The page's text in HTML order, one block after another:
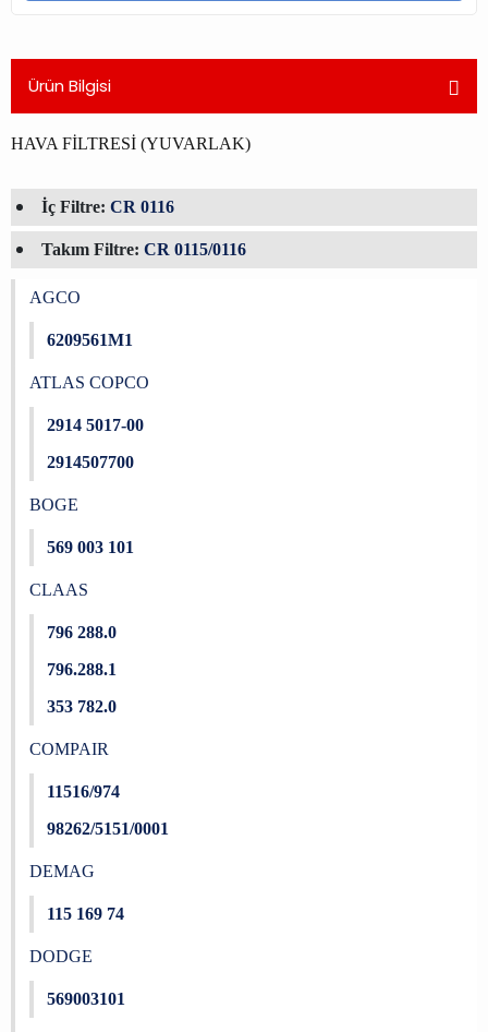
Ürün Bilgisi
HAVA FİLTRESİ (YUVARLAK)
İç Filtre: CR 0116
Takım Filtre: CR 0115/0116
AGCO
6209561M1
ATLAS COPCO
2914 5017-00
2914507700
BOGE
569 003 101
CLAAS
796 288.0
796.288.1
353 782.0
COMPAIR
11516/974
98262/5151/0001
DEMAG
115 169 74
DODGE
569003101